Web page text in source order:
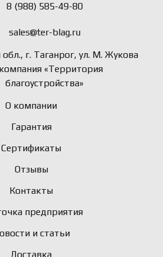
8 (988) 585-49-80
sales@ter-blag.ru
обл., г. Таганрог, ул. М. Жукова
«Территория
благоустройства»
О компании
Гарантия
Сертификаты
Отзывы
Контакты
предприятия
и статьи
Доставка